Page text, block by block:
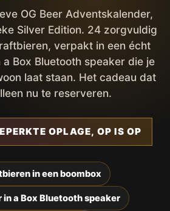
OG Beer Adventskalender,
Silver Edition. 24 zorgvuldig
verpakt in een écht
Box Bluetooth speaker die je
laat staan. Het cadeau dat
nu te reserveren.
OPLAGE, OP IS OP
in een boombox
in a Box Bluetooth speaker